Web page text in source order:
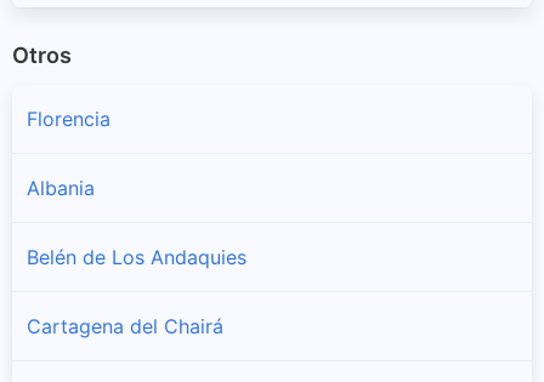
Otros
Florencia
Albania
Belén de Los Andaquies
Cartagena del Chairá